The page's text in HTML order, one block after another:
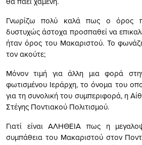
Γνωρίζω πολύ καλά πως ο όρος
δυστυχώς άστοχα προσπαθεί να
ήταν όρος του Μακαριστού. Το
τον ακούτε;
Μόνον τιμή για άλλη μια φορά
φωτισμένου Ιεράρχη, το όνομα του
για τη συνολική του συμπεριφορά, η
Στέγης Ποντιακού Πολιτισμού.
Γιατί είναι ΑΛΗΘΕΙΑ πως η
συμπάθεια του Μακαριστού στον